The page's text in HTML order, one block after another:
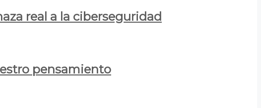
real a la ciberseguridad
pensamiento